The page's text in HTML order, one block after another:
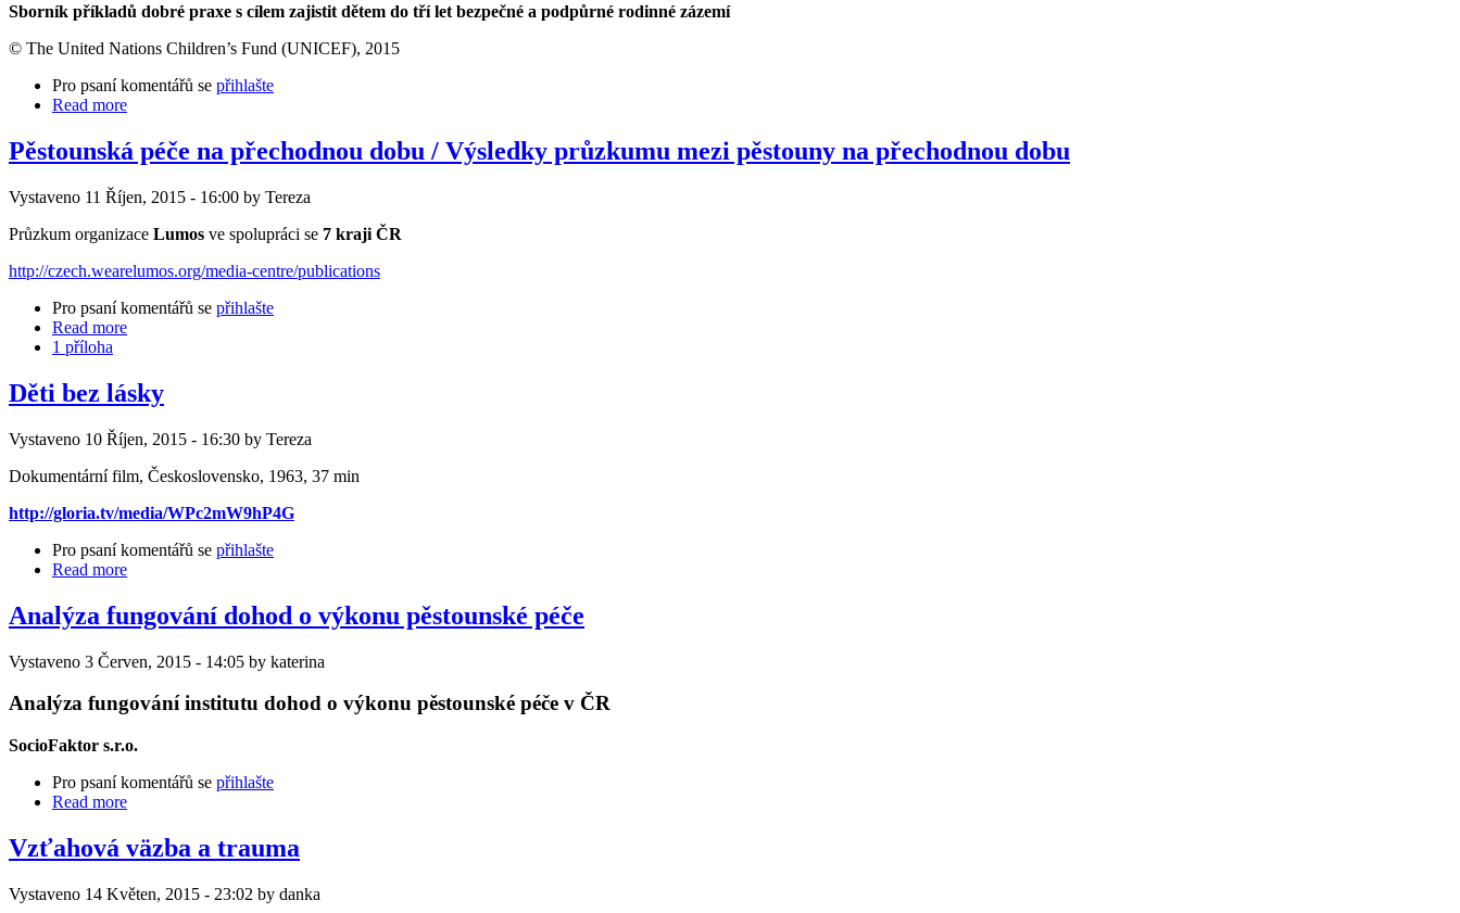
Sborník příkladů dobré praxe s cílem zajistit dětem do tří let bezpečné a podpůrné rodinné zázemí
© The United Nations Children’s Fund (UNICEF), 2015
Pro psaní komentářů se přihlašte
Read more
Pěstounská péče na přechodnou dobu / Výsledky průzkumu mezi pěstouny na přechodnou dobu
Vystaveno 11 Říjen, 2015 - 16:00 by Tereza
Průzkum organizace Lumos ve spolupráci se 7 kraji ČR
http://czech.wearelumos.org/media-centre/publications
Pro psaní komentářů se přihlašte
Read more
1 příloha
Děti bez lásky
Vystaveno 10 Říjen, 2015 - 16:30 by Tereza
Dokumentární film, Československo, 1963, 37 min
http://gloria.tv/media/WPc2mW9hP4G
Pro psaní komentářů se přihlašte
Read more
Analýza fungování dohod o výkonu pěstounské péče
Vystaveno 3 Červen, 2015 - 14:05 by katerina
Analýza fungování institutu dohod o výkonu pěstounské péče v ČR
SocioFaktor s.r.o.
Pro psaní komentářů se přihlašte
Read more
Vzťahová väzba a trauma
Vystaveno 14 Květen, 2015 - 23:02 by danka